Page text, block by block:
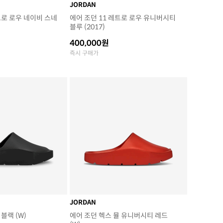
로우 네이비 스네
JORDAN
에어 조던 11 레트로 로우 유니버시티
블루 (2017)
400,000원
즉시 구매가
랙 (W)
JORDAN
에어 조던 헥스 뮬 유니버시티 레드